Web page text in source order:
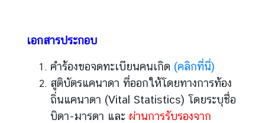
ด
เอกสารประกอบ
คำร้องขอจดทะเบียนคนเกิด (คลิกที่นี่)
สูติบัตรแคนาดา ที่ออกให้โดยทางการท้อง
ถิ่นแคนาดา (Vital Statistics) โดยระบุชื่อ
บิดา-มารดา และ ผ่านการรับรองจาก